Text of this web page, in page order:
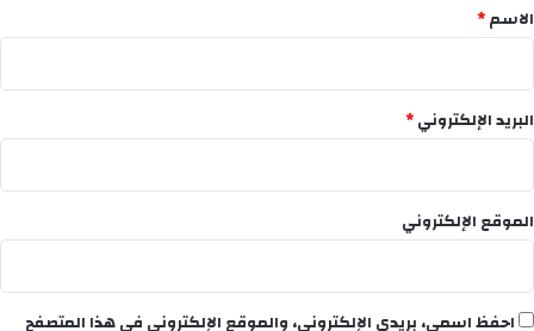
*
الاسم*
البريد الإلكتروني*
الموقع الإلكتروني
احفظ اسمي، بريدي الإلكتروني، والموقع الإلكتروني في هذا المتصفح